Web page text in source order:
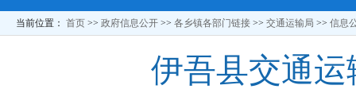
当前位置： 首页 >> 政府信息公开 >> 各乡镇各部门链接 >> 交通运输局 >> 信息
伊吾县交通